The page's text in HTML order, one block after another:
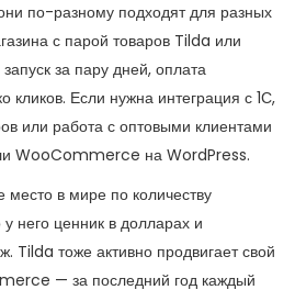
по-разному подходят для разных
с парой товаров Tilda или
за пару дней, оплата
кликов. Если нужна интеграция с 1С,
или работа с оптовыми клиентами
WooCommerce на WordPress.
в мире по количеству
него ценник в долларах и
Tilda тоже активно продвигает свой
— за последний год каждый